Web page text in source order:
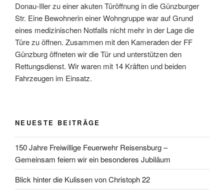
Donau-Iller zu einer akuten Türöffnung in die Günzburger
Str. Eine Bewohnerin einer Wohngruppe war auf Grund
eines medizinischen Notfalls nicht mehr in der Lage die
Türe zu öffnen. Zusammen mit den Kameraden der FF
Günzburg öffneten wir die Tür und unterstützen den
Rettungsdienst. Wir waren mit 14 Kräften und beiden
Fahrzeugen im Einsatz.
NEUESTE BEITRÄGE
150 Jahre Freiwillige Feuerwehr Reisensburg –
Gemeinsam feiern wir ein besonderes Jubiläum
Blick hinter die Kulissen von Christoph 22